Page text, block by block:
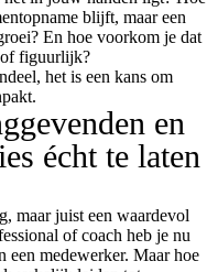
blijft, maar een
En hoe voorkom je dat
figuurlijk?
het is een kans om
en
écht te laten
maar juist een waardevol
of coach heb je nu
een medewerker. Maar hoe